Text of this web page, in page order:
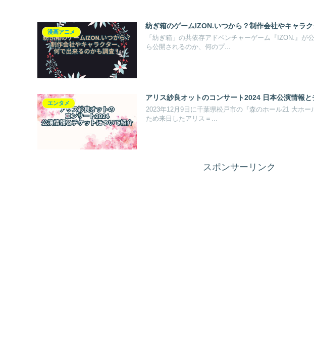
漫画アニメ
紡ぎ箱のゲームIZON.いつから？制作会社やキャラ
「紡ぎ箱」の共依存アドベンチャーゲーム『IZON.』が
ら公開されるのか、何のプ...
エンタメ
アリス紗良オットのコンサート2024 日本公演情報
2023年12月9日に千葉県松戸市の『森のホール21 大ホ
ため来日したアリス＝...
スポンサーリンク